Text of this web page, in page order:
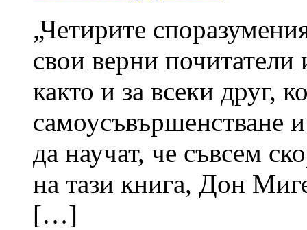
„Четирите
свои верни
както и за всеки друг,
самоусъвършенстване
да научат, че съвсем
на тази книга, Дон
[…]